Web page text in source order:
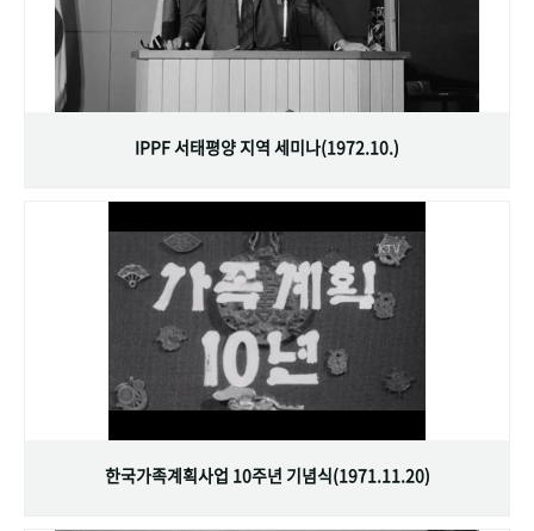
IPPF 서태평양 지역 세미나(1972.10.)
한국가족계획사업 10주년 기념식(1971.11.20)